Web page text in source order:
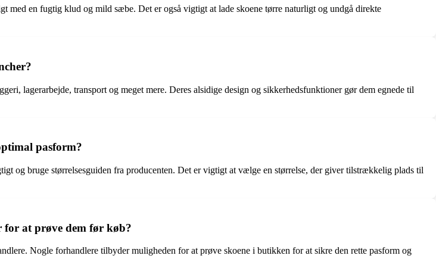
med en fugtig klud og mild sæbe. Det er også vigtigt at lade skoene tørre naturligt og undgå direkte
lagerarbejde, transport og meget mere. Deres alsidige design og sikkerhedsfunktioner gør dem egnede til
pasform?
og bruge størrelsesguiden fra producenten. Det er vigtigt at vælge en størrelse, der giver tilstrækkelig plads til
for at prøve dem før køb?
Nogle forhandlere tilbyder muligheden for at prøve skoene i butikken for at sikre den rette pasform og